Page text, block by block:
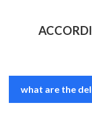
what are the